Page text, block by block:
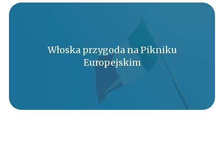
Włoska przygoda na Pikniku
Europejskim